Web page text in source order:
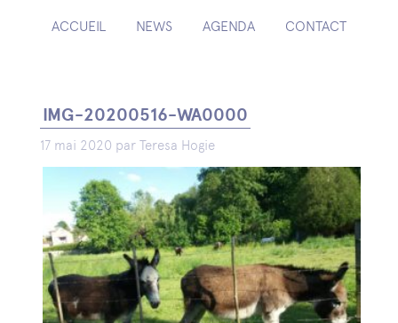
ACCUEIL NEWS AGENDA CONTACT
IMG-20200516-WA0000
17 mai 2020 par Teresa Hogie